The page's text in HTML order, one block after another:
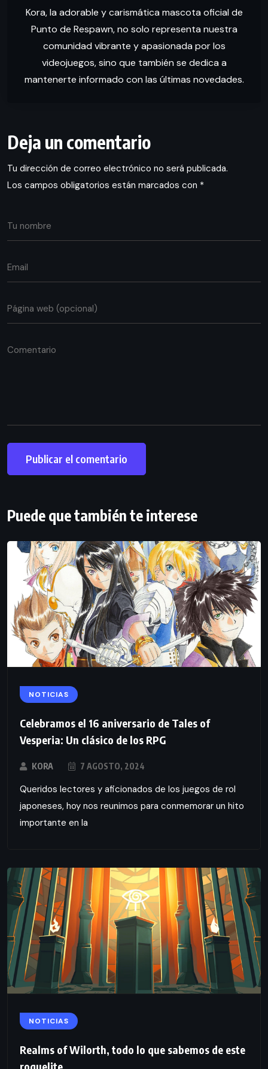
Kora, la adorable y carismática mascota oficial de
Punto de Respawn, no solo representa nuestra
comunidad vibrante y apasionada por los
videojuegos, sino que también se dedica a
mantenerte informado con las últimas novedades.
Deja un comentario
Tu dirección de correo electrónico no será publicada.
Los campos obligatorios están marcados con *
Puede que también te interese
NOTICIAS
Celebramos el 16 aniversario de Tales of
Vesperia: Un clásico de los RPG
KORA 7 AGOSTO, 2024
Queridos lectores y aficionados de los juegos de rol
japoneses, hoy nos reunimos para conmemorar un hito
importante en la
NOTICIAS
Realms of Wilorth, todo lo que sabemos de este